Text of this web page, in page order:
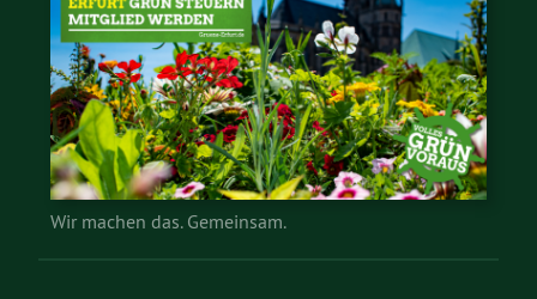
Wir machen das. Gemeinsam.